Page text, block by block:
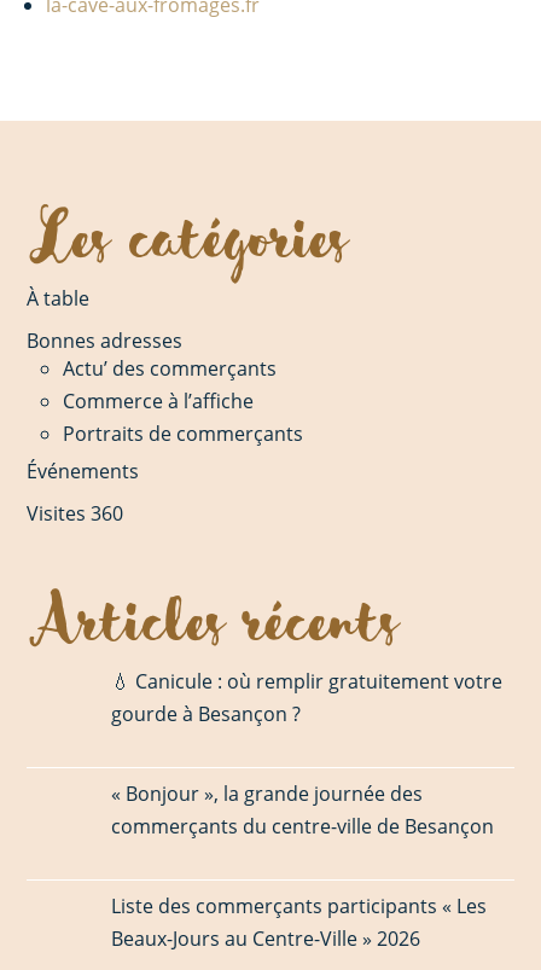
la-cave-aux-fromages.fr
Les catégories
À table
Bonnes adresses
Actu’ des commerçants
Commerce à l’affiche
Portraits de commerçants
Événements
Visites 360
Articles récents
💧 Canicule : où remplir gratuitement votre
gourde à Besançon ?
« Bonjour », la grande journée des
commerçants du centre-ville de Besançon
Liste des commerçants participants « Les
Beaux-Jours au Centre-Ville » 2026